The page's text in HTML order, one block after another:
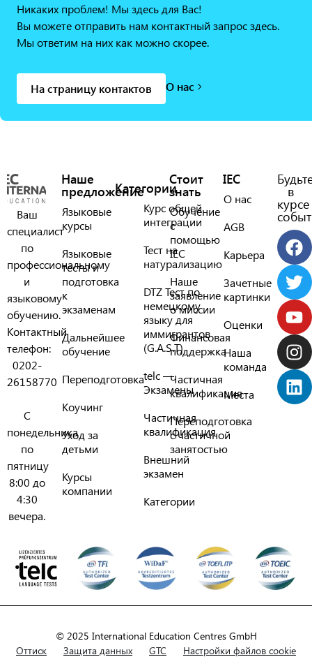
Никаких проблем! Мы здесь для Вас!
Вы можете отправить нам контактный запрос здесь.
Мы ответим на них как можно скорее.
На страницу контактов О нас
Ваш
специалист
по
профессиональному
и
языковому
обучению.
Контактный
телефон:
0202-
26158770
С
понедельника
по
пятницу
8:00 до
4:30
вечера.
Наше
предложение
Языковые
курсы
Языковые
тесты и
подготовка
к
экзаменам
Дальнейшее
обучение
Переподготовка
Коучинг
Уход за
детьми
Курсы
компании
Категории
Курс общей
интеграции
Тест на
натурализацию
DTZ Тест по
немецкому
языку для
иммигрантов
(G.A.S.T)
telc —
Экзамены
Частичная
квалификация
Внешний
экзамен
Категории
Стоит
знать
Обучение
с
помощью
IEC
Наше
заявление
о миссии
Финансовая
поддержка
Частичная
квалификация
Переподготовка
с частичной
занятостью
IEC
О нас
AGB
Карьера
Зачетные
картинки
Оценки
Наша
команда
Места
в
курсе
© 2025 International Education Centres GmbH
Оттиск
Защита данных GTC Настройки файлов cookie